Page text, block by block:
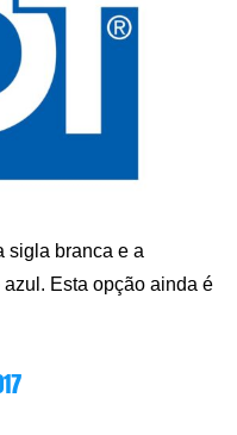
sigla branca e a
Esta opção ainda é